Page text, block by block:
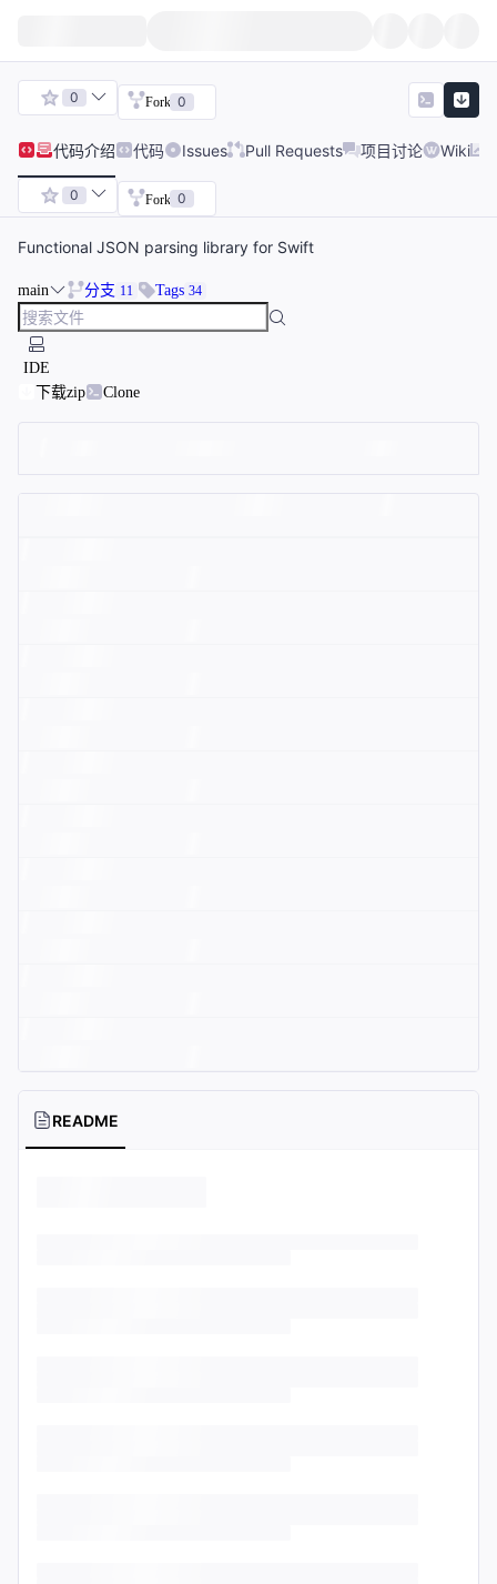
0 Fork 0
代码介绍 代码 Issues Pull Requests 项目讨论 Wiki
0 Fork 0
Functional JSON parsing library for Swift
main 分支 11 Tags 34
IDE
下载zip
Clone
README